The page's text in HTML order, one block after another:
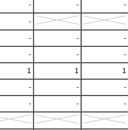
- -
-
-
- -
-
- -
-
1 1
1
- -
-
- -
-